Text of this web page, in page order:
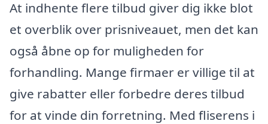
At indhente flere tilbud giver dig ikke blot
et overblik over prisniveauet, men det kan
også åbne op for muligheden for
forhandling. Mange firmaer er villige til at
give rabatter eller forbedre deres tilbud
for at vinde din forretning. Med fliserens i